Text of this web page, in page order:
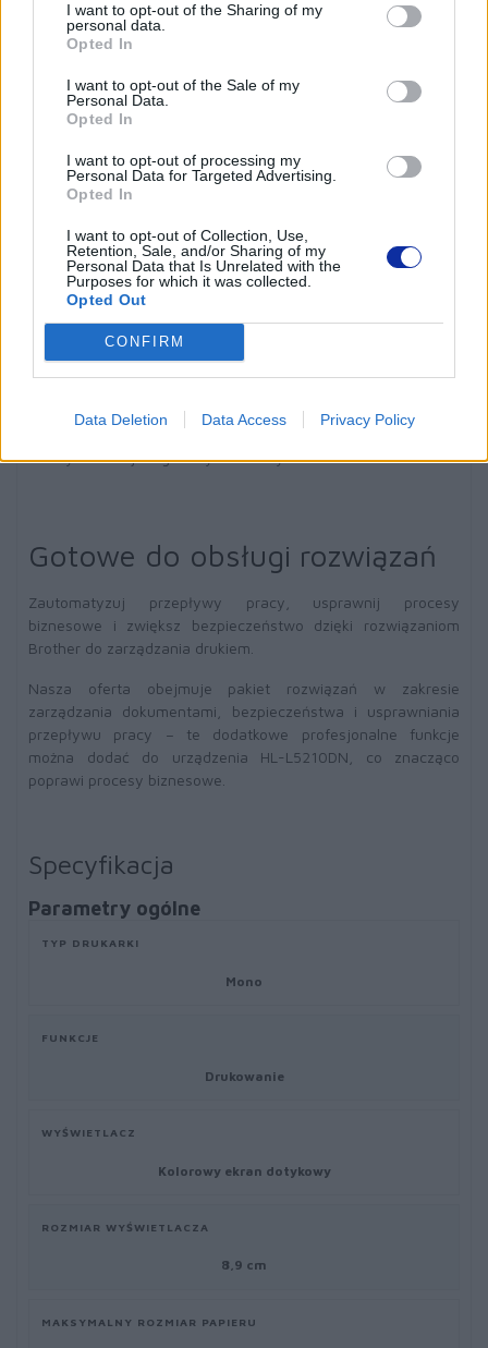
I want to opt-out of the Sharing of my
personal data.
Opted In
I want to opt-out of the Sale of my
Personal Data.
Opted In
I want to opt-out of processing my
Personal Data for Targeted Advertising.
Opted In
I want to opt-out of Collection, Use,
Retention, Sale, and/or Sharing of my
Personal Data that Is Unrelated with the
Purposes for which it was collected.
Opted Out
CONFIRM
Data Deletion Data Access Privacy Policy
poprzez szyfrowanie, ochronę
rozwiązania w zakresie
bezpiecznego drukowania, tj.:
Szyfrowanie dokumentów podczas transmisji
trakcie przesyłania informacji do drukowania z komputera
do urządzenia, szyfrowanie IPPS/HTTPS zapewnia
bezpieczeństwo Twoich danych i uniemożliwia ich
odczytanie.
Nietrwała pamięć wewnętrzna
drukowania są automatycznie usuwane podczas
ponownego uruchamiania urządzenia, dzięki czemu na
urządzeniu nie pozostają żadne informacje.
rozwiązaniem bezpiecznego drukowania firmy Brother,
dokumenty są udostępniane dopiero wtedy, gdy
użytkownik jest gotowy do ich wydrukowania i odebrania.
Gotowe do obsługi rozwiązań
Zautomatyzuj przepływy pracy, usprawnij procesy
biznesowe i zwiększ bezpieczeństwo dzięki rozwiązaniom
Brother do zarządzania drukiem.
Nasza oferta obejmuje pakiet rozwiązań w zakresie
zarządzania dokumentami, bezpieczeństwa i usprawniania
przepływu pracy – te dodatkowe profesjonalne funkcje
można dodać do urządzenia HL-L5210DN, co znacząco
poprawi procesy biznesowe.
Specyfikacja
Parametry ogólne
TYP DRUKARKI
Mono
FUNKCJE
Drukowanie
WYŚWIETLACZ
Kolorowy ekran dotykowy
ROZMIAR WYŚWIETLACZA
8,9 cm
MAKSYMALNY ROZMIAR PAPIERU